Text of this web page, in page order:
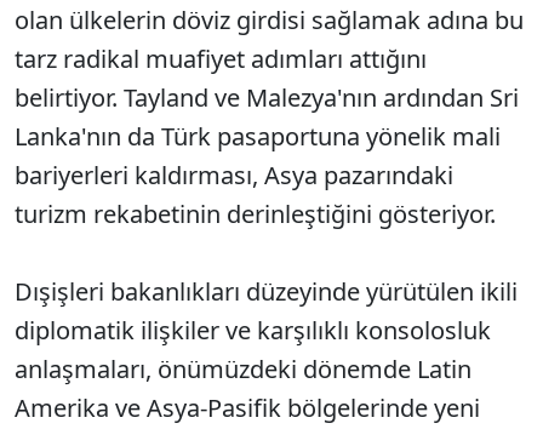
olan ülkelerin döviz girdisi sağlamak adına bu
tarz radikal muafiyet adımları attığını
belirtiyor. Tayland ve Malezya'nın ardından Sri
Lanka'nın da Türk pasaportuna yönelik mali
bariyerleri kaldırması, Asya pazarındaki
turizm rekabetinin derinleştiğini gösteriyor.
Dışişleri bakanlıkları düzeyinde yürütülen ikili
diplomatik ilişkiler ve karşılıklı konsolosluk
anlaşmaları, önümüzdeki dönemde Latin
Amerika ve Asya-Pasifik bölgelerinde yeni